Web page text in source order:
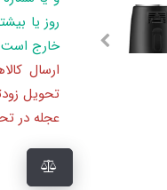
روز یا
خارج است
ارسال
تحویل
عجله در